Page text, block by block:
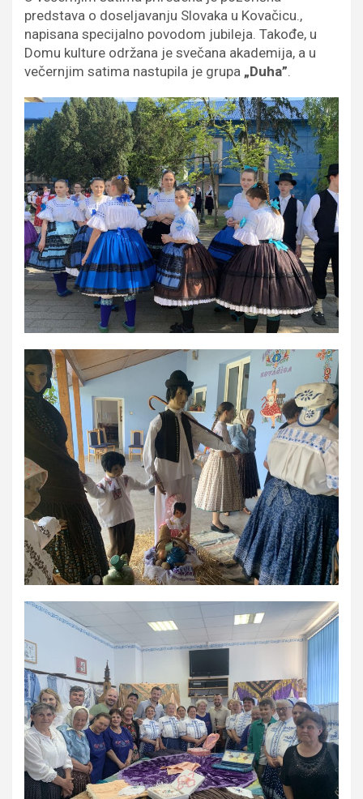
predstava o doseljavanju Slovaka u Kovačicu.,
napisana specijalno povodom jubileja. Takođe, u
Domu kulture održana je svečana akademija, a u
večernjim satima nastupila je grupa „Duha”.